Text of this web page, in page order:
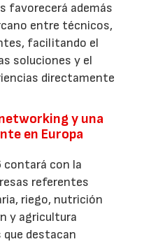
favorecerá además
entre técnicos,
facilitando el
soluciones y el
directamente
y una
en Europa
contará con la
referentes
riego, nutrición
y agricultura
destacan